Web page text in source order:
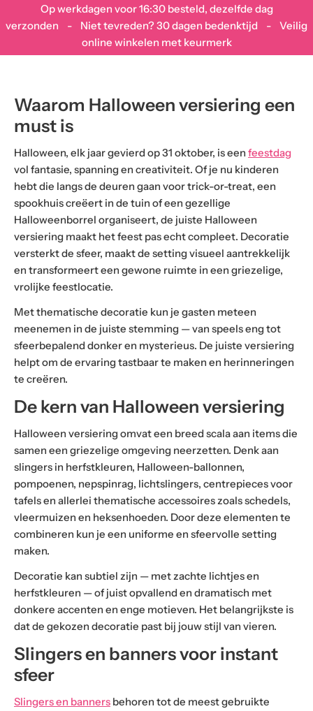
Op werkdagen voor 16:30 besteld, dezelfde dag
verzonden - Niet tevreden? 30 dagen bedenktijd - Veilig
online winkelen met keurmerk
Waarom Halloween versiering een
must is
Halloween, elk jaar gevierd op 31 oktober, is een feestdag
vol fantasie, spanning en creativiteit. Of je nu kinderen
hebt die langs de deuren gaan voor trick-or-treat, een
spookhuis creëert in de tuin of een gezellige
Halloweenborrel organiseert, de juiste Halloween
versiering maakt het feest pas echt compleet. Decoratie
versterkt de sfeer, maakt de setting visueel aantrekkelijk
en transformeert een gewone ruimte in een griezelige,
vrolijke feestlocatie.
Met thematische decoratie kun je gasten meteen
meenemen in de juiste stemming — van speels eng tot
sfeerbepalend donker en mysterieus. De juiste versiering
helpt om de ervaring tastbaar te maken en herinneringen
te creëren.
De kern van Halloween versiering
Halloween versiering omvat een breed scala aan items die
samen een griezelige omgeving neerzetten. Denk aan
slingers in herfstkleuren, Halloween-ballonnen,
pompoenen, nepspinrag, lichtslingers, centrepieces voor
tafels en allerlei thematische accessoires zoals schedels,
vleermuizen en heksenhoeden. Door deze elementen te
combineren kun je een uniforme en sfeervolle setting
maken.
Decoratie kan subtiel zijn — met zachte lichtjes en
herfstkleuren — of juist opvallend en dramatisch met
donkere accenten en enge motieven. Het belangrijkste is
dat de gekozen decoratie past bij jouw stijl van vieren.
Slingers en banners voor instant
sfeer
Slingers en banners behoren tot de meest gebruikte